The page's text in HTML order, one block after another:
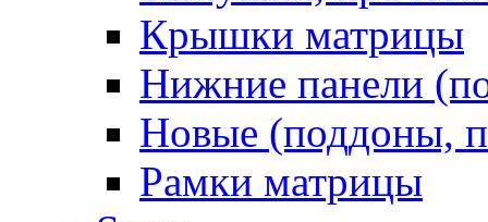
Крышки матрицы
Нижние панели
Новые (поддоны,
Рамки матрицы